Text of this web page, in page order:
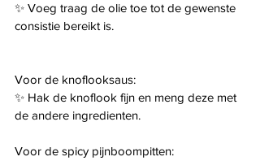
✨️ Voeg traag de olie toe tot de gewenste
consistie bereikt is.
Voor de knoflooksaus:
✨️ Hak de knoflook fijn en meng deze met
de andere ingredienten.
Voor de spicy pijnboompitten: